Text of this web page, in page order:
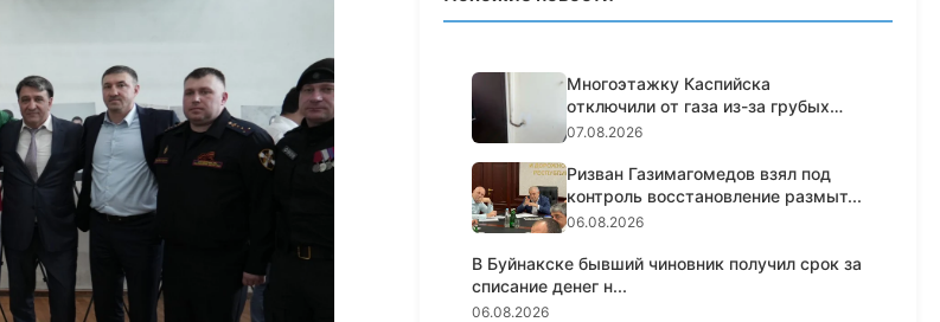
Многоэтажку Каспийска
отключили от газа из-за грубых
нарушен...
07.08.2026
Ризван Газимагомедов взял под
контроль восстановление размыт...
06.08.2026
В Буйнакске бывший чиновник получил срок за
списание денег н...
06.08.2026